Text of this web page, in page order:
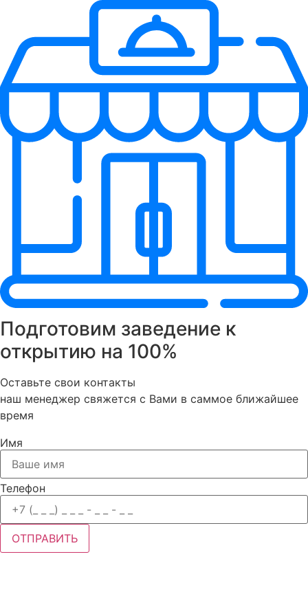
Подготовим заведение к
открытию на 100%
Оставьте свои контакты
наш менеджер свяжется с Вами в саммое ближайшее
время
Имя
Телефон
ОТПРАВИТЬ